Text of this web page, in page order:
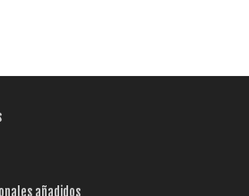
añadidos